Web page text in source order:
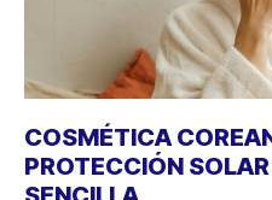
COSMÉTICA
PROTECCIÓN